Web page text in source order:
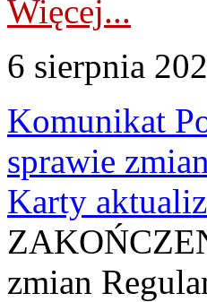
Więcej...
6 sierpnia
Komunikat
sprawie
Karty
zmian